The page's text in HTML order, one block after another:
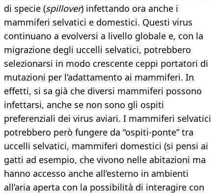
di specie (spillover) infettando ora anche i
mammiferi selvatici e domestici. Questi virus
continuano a evolversi a livello globale e, con la
migrazione degli uccelli selvatici, potrebbero
selezionarsi in modo crescente ceppi portatori di
mutazioni per l’adattamento ai mammiferi. In
effetti, si sa già che diversi mammiferi possono
infettarsi, anche se non sono gli ospiti
preferenziali dei virus aviari. I mammiferi selvatici
potrebbero però fungere da “ospiti-ponte” tra
uccelli selvatici, mammiferi domestici (si pensi ai
gatti ad esempio, che vivono nelle abitazioni ma
hanno accesso anche all’esterno in ambienti
all’aria aperta con la possibilità di interagire con